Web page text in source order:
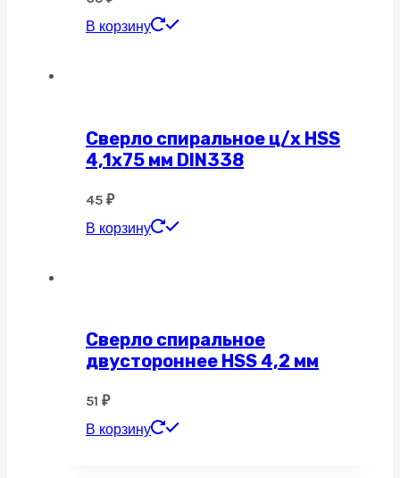
В корзину
Сверло спиральное ц/х HSS
4,1х75 мм DIN338
45 ₽
В корзину
Сверло спиральное
двустороннее HSS 4,2 мм
51 ₽
В корзину